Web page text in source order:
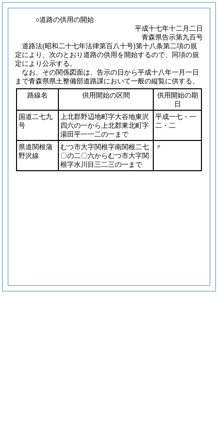
○道路の供用の開始
平成十七年十二月二日
青森県告示第九百号
道路法(昭和二十七年法律第百八十号)第十八条第二項の規
定により、次のとおり道路の供用を開始するので、同項の規
定により公示する。
なお、その関係図面は、告示の日から平成十八年一月一日
まで青森県県土整備部道路課において一般の縦覧に供する。
路線名
供用開始の区間
供用開始の期
日
国道二七九
号
上北郡野辺地町字大谷地東沢
四六の一から上北郡東北町字
湯田平一一二の一まで
平成一七・一
二・二
県道関根蒲
野沢線
むつ市大字関根字南関根二七
〇の二〇六からむつ市大字関
根字水川目三二三の一まで
〃